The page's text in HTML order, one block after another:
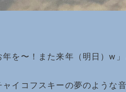
を〜！また来年（明日）w」
イコフスキーの夢のような